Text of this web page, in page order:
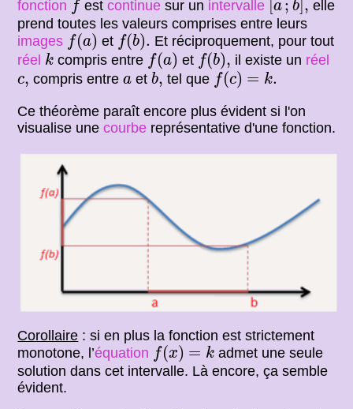
fonction fest continuesur un intervalle [a ; b], elle
prend toutes les valeurs comprises entre leurs
images f(a)
f(a) et f(b).
f (b). Et réciproquement, pour tout
réel k
k compris entre f(a)
f(a) et f(b),
f(b), il existe un réel
c,
c compris entrea
a etb,
b, tel que f(c) = k.
f(c )=k.
Ce théorème paraît encore plus évident si l'on
visualise unecourbe représentative d'une fonction.
Corollaire : si en plus la fonction est strictement
monotone, l’équation f(x) = k
f(x)=k
admet une seule
solution dans cet intervalle. Là encore, ça semble
évident.